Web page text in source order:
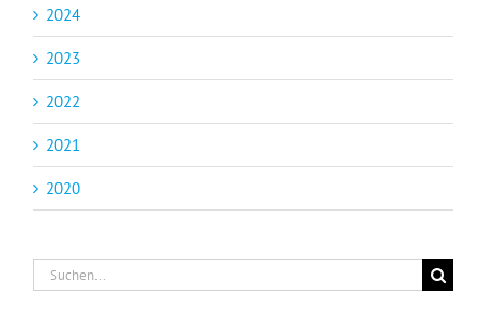
2024
2023
2022
2021
2020
Suche
nach: